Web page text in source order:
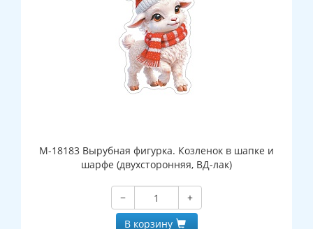
М-18183 Вырубная фигурка. Козленок в шапке и
шарфе (двухсторонняя, ВД-лак)
−
+
В корзину